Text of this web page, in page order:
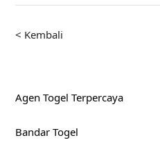
< Kembali
Agen Togel Terpercaya
Bandar Togel